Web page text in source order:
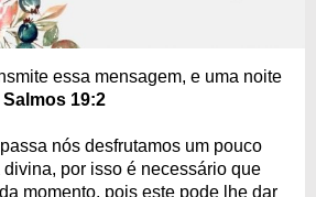
essa mensagem, e uma noite
Salmos 19:2
nós desfrutamos um pouco
por isso é necessário que
momento, pois este pode lhe dar